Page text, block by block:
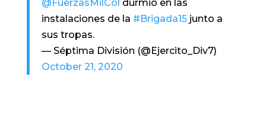
@FuerzasMilCol durmió en las
instalaciones de la #Brigada15junto a
sus tropas.
— Séptima División (@Ejercito_Div7)
October 21, 2020